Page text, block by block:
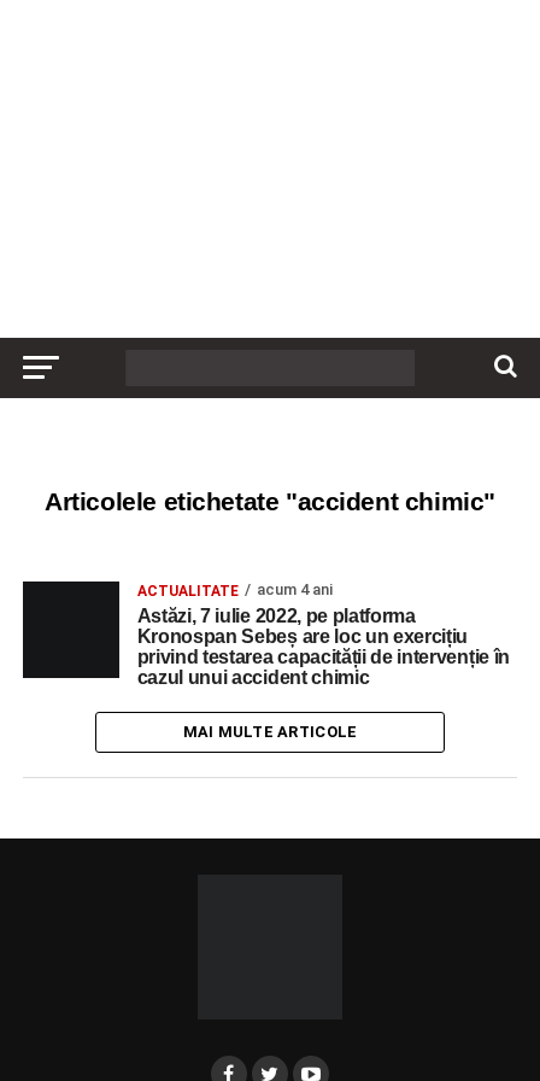
Articolele etichetate "accident chimic"
ACTUALITATE acum 4 ani
Astăzi, 7 iulie 2022, pe platforma
Kronospan Sebeș are loc un exercițiu
privind testarea capacității de intervenție în
cazul unui accident chimic
MAI MULTE ARTICOLE